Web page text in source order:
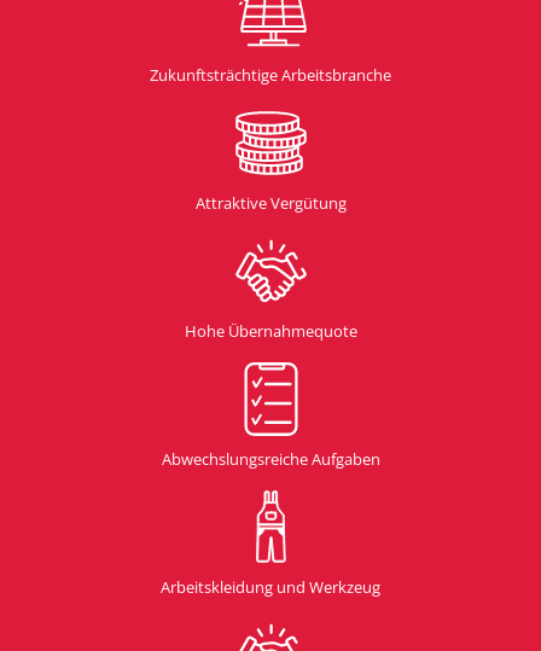
Zukunftsträchtige Arbeitsbranche
Attraktive Vergütung
Hohe Übernahmequote
Abwechslungsreiche Aufgaben
Arbeitskleidung und Werkzeug